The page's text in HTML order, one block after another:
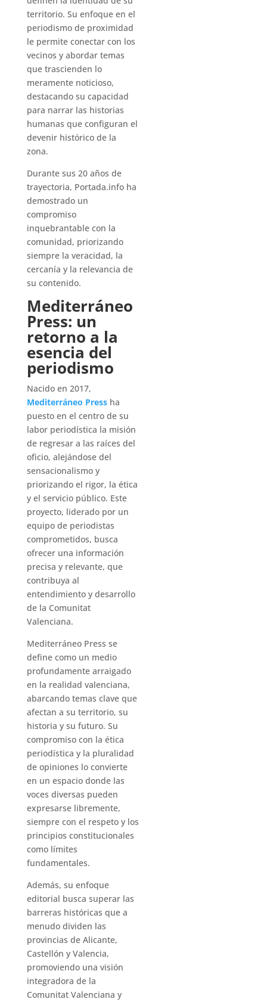
territorio. Su enfoque en el
periodismo de proximidad
le permite conectar con los
vecinos y abordar temas
que trascienden lo
meramente noticioso,
destacando su capacidad
para narrar las historias
humanas que configuran el
devenir histórico de la
zona.
Durante sus 20 años de
trayectoria, Portada.info ha
demostrado un
compromiso
inquebrantable con la
comunidad, priorizando
siempre la veracidad, la
cercanía y la relevancia de
su contenido.
Mediterráneo
Press: un
retorno a la
esencia del
periodismo
Nacido en 2017,
Mediterráneo Pressha
puesto en el centro de su
labor periodística la misión
de regresar a las raíces del
oficio, alejándose del
sensacionalismo y
priorizando el rigor, la ética
y el servicio público. Este
proyecto, liderado por un
equipo de periodistas
comprometidos, busca
ofrecer una información
precisa y relevante, que
contribuya al
entendimiento y desarrollo
de la Comunitat
Valenciana.
Mediterráneo Press se
define como un medio
profundamente arraigado
en la realidad valenciana,
abarcando temas clave que
afectan a su territorio, su
historia y su futuro. Su
compromiso con la ética
periodística y la pluralidad
de opiniones lo convierte
en un espacio donde las
voces diversas pueden
expresarse libremente,
siempre con el respeto y los
principios constitucionales
como límites
fundamentales.
Además, su enfoque
editorial busca superar las
barreras históricas que a
menudo dividen las
provincias de Alicante,
Castellón y Valencia,
promoviendo una visión
integradora de la
Comunitat Valenciana y